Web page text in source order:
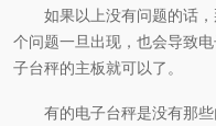
如果以上没有问题的话
个问题一旦出现，也会导致
子台秤的主板就可以了。
有的电子台秤是没有那